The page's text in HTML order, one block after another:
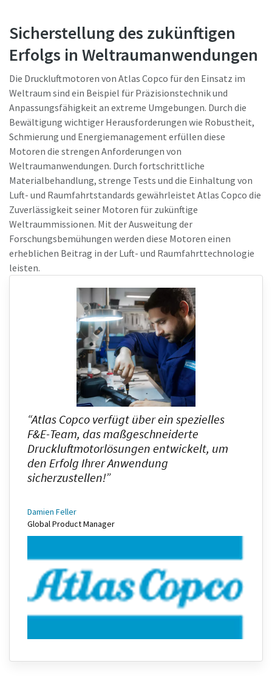
Sicherstellung des zukünftigen
Erfolgs in Weltraumanwendungen
Die Druckluftmotoren von Atlas Copco für den Einsatz im
Weltraum sind ein Beispiel für Präzisionstechnik und
Anpassungsfähigkeit an extreme Umgebungen. Durch die
Bewältigung wichtiger Herausforderungen wie Robustheit,
Schmierung und Energiemanagement erfüllen diese
Motoren die strengen Anforderungen von
Weltraumanwendungen. Durch fortschrittliche
Materialbehandlung, strenge Tests und die Einhaltung von
Luft- und Raumfahrtstandards gewährleistet Atlas Copco die
Zuverlässigkeit seiner Motoren für zukünftige
Weltraummissionen. Mit der Ausweitung der
Forschungsbemühungen werden diese Motoren einen
erheblichen Beitrag in der Luft- und Raumfahrttechnologie
leisten.
“Atlas Copco verfügt über ein spezielles
F&E-Team, das maßgeschneiderte
Druckluftmotorlösungen entwickelt, um
den Erfolg Ihrer Anwendung
sicherzustellen!”
Damien Feller
Global Product Manager